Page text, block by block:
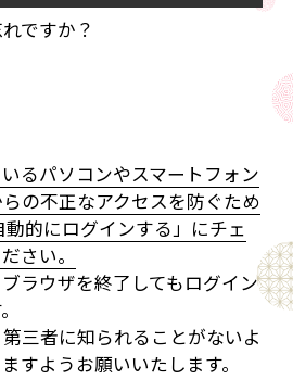
ですか？
るパソコンやスマートフォン
の不正なアクセスを防ぐため
的にログインする」にチェ
さい。
ラウザを終了してもログイン
三者に知られることがないよ
すようお願いいたします。